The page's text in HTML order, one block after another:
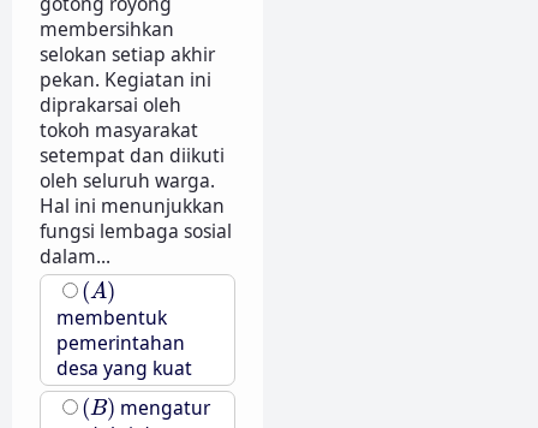
membersihkan
selokan setiap akhir
pekan. Kegiatan ini
diprakarsai oleh
tokoh masyarakat
setempat dan diikuti
oleh seluruh warga.
Hal ini menunjukkan
fungsi lembaga sosial
dalam...
(A)
(A)
membentuk
pemerintahan
desa yang kuat
(B)
(B) mengatur